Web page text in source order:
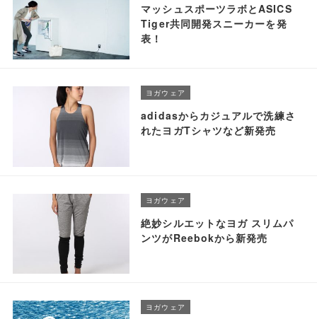
マッシュスポーツラボとASICS
Tiger共同開発スニーカーを発
表！
ヨガウェア
adidasからカジュアルで洗練さ
れたヨガTシャツなど新発売
ヨガウェア
絶妙シルエットなヨガ スリムパ
ンツがReebokから新発売
ヨガウェア